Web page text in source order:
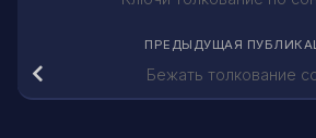
ПРЕДЫДУЩАЯ
Бежать толкование